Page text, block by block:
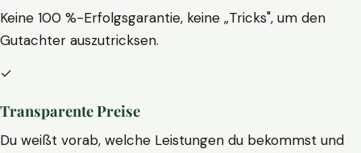
Keine 100 %-Erfolgsgarantie, keine „Tricks", um den
Gutachter auszutricksen.
✓
Transparente Preise
Du weißt vorab, welche Leistungen du bekommst und